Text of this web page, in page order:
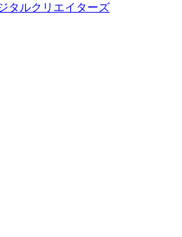
タルクリエイターズ